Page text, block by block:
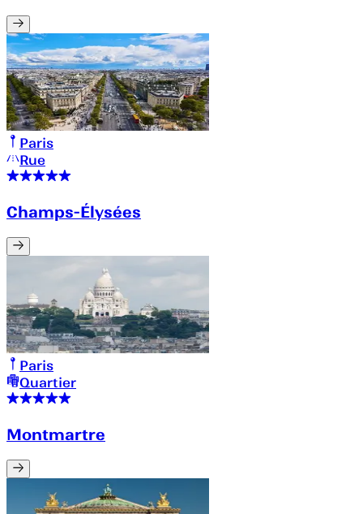
Paris
Rue
Champs-Élysées
Paris
Quartier
Montmartre